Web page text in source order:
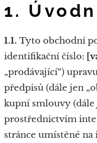
1.
1.1. Tyto obchodní
identifikační číslo:
„prodávající“)
předpisů (dále jen
kupní smlouvy (dále
prostřednictvím
stránce umístěné